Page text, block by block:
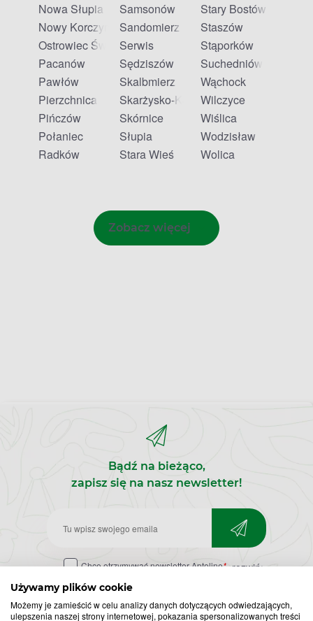
Używamy plików cookie
Możemy je zamieścić w celu analizy danych dotyczących odwiedzających,
ulepszenia naszej strony internetowej, pokazania spersonalizowanych treści
Nowa Słupia
Nowy Korczyn
Ostrowiec Świętokrzyski
Pacanów
Pawłów
Pierzchnica
Pińczów
Połaniec
Radków
Samsonów
Sandomierz
Serwis
Sędziszów
Skalbmierz
Skarżysko-Kamienna
Skórnice
Słupia
Stara Wieś
Stary Bostów
Staszów
Stąporków
Suchedniów
Wąchock
Wilczyce
Wiślica
Wodzisław
Wolica
Zobacz więcej
Bądź na bieżąco,
zapisz się na nasz newsletter!
Zapisz
do
newslettera
Chcę otrzymywać newsletter Apteline* rozwiń>